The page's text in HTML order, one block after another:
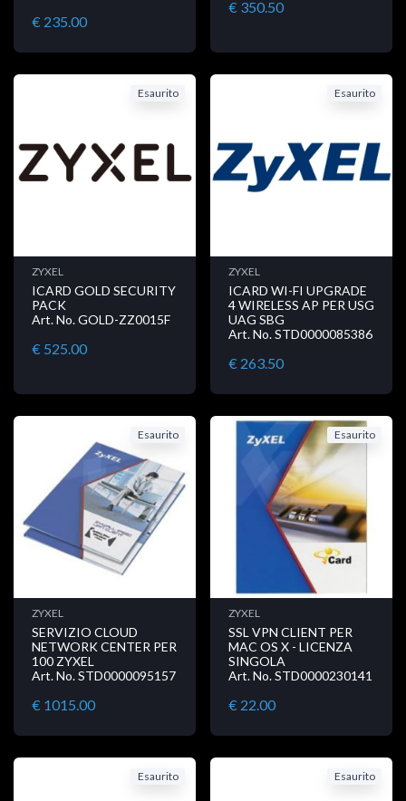
€ 235.00
€ 350.50
Esaurito
ZYXEL
ICARD GOLD SECURITY
PACK
Art. No. GOLD-ZZ0015F
€ 525.00
Esaurito
ZYXEL
ICARD WI-FI UPGRADE
4 WIRELESS AP PER USG
UAG SBG
Art. No. STD0000085386
€ 263.50
Esaurito
ZYXEL
SERVIZIO CLOUD
NETWORK CENTER PER
100 ZYXEL
Art. No. STD0000095157
€ 1015.00
Esaurito
ZYXEL
SSL VPN CLIENT PER
MAC OS X - LICENZA
SINGOLA
Art. No. STD0000230141
€ 22.00
Esaurito Esaurito